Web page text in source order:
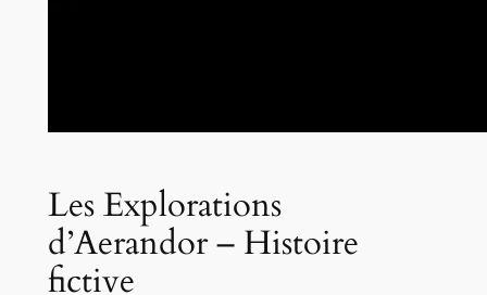
Les Explorations
d’Aerandor – Histoire
fictive